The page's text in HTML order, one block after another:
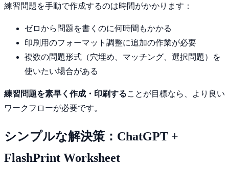
練習問題を手動で作成するのは時間がかかります：
ゼロから問題を書くのに何時間もかかる
印刷用のフォーマット調整に追加の作業が必要
複数の問題形式（穴埋め、マッチング、選択問題）を
使いたい場合がある
練習問題を素早く作成・印刷することが目標なら、より良い
ワークフローが必要です。
シンプルな解決策：ChatGPT +
FlashPrint Worksheet